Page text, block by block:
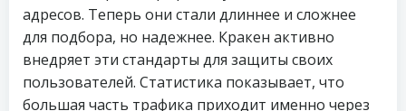
адресов. Теперь они стали длиннее и сложнее
для подбора, но надежнее. Кракен активно
внедряет эти стандарты для защиты своих
пользователей. Статистика показывает, что
большая часть трафика приходит именно через